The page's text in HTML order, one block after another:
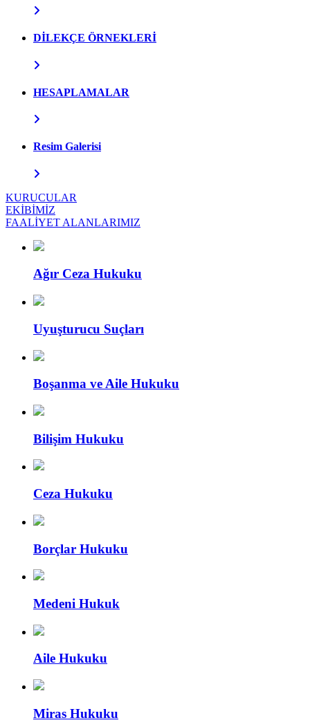
DİLEKÇE ÖRNEKLERİ
HESAPLAMALAR
Resim Galerisi
KURUCULAR
EKİBİMİZ
FAALİYET ALANLARIMIZ
Ağır Ceza Hukuku
Uyuşturucu Suçları
Boşanma ve Aile Hukuku
Bilişim Hukuku
Ceza Hukuku
Borçlar Hukuku
Medeni Hukuk
Aile Hukuku
Miras Hukuku